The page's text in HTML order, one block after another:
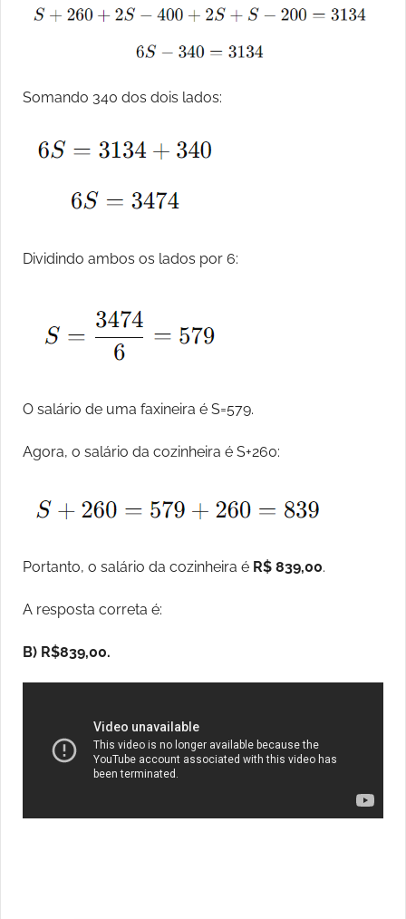
Somando 340 dos dois lados:
Dividindo ambos os lados por 6:
O salário de uma faxineira é S=579.
Agora, o salário da cozinheira é S+260:
Portanto, o salário da cozinheira é R$ 839,00.
A resposta correta é:
B) R$839,00.